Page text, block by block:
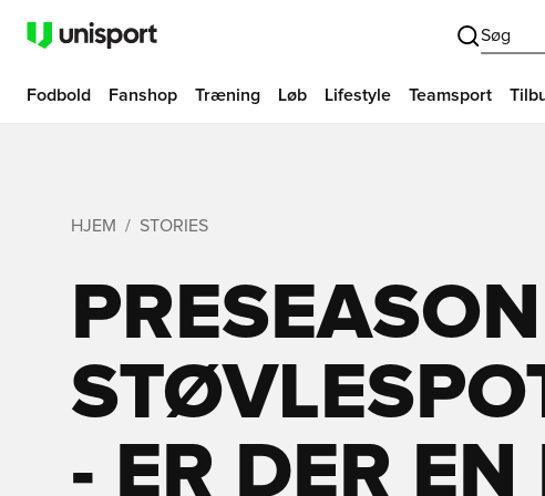
Søg
Fodbold Fanshop Træning Løb Lifestyle Teamsport
HJEM STORIES
PRESEASON
- ER DER EN